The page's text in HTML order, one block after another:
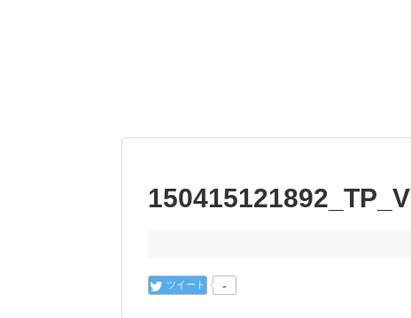
150415121892_TP_V
-
ツイート